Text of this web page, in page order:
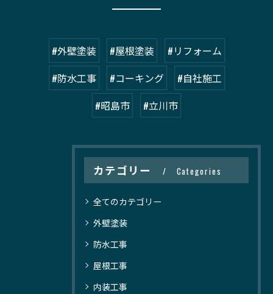
#外壁塗装 #屋根塗装
#リフォーム
#防水工事
#コーキング
#自社施工
#昭島市
#立川市
カテゴリー Categories
全てのカテゴリー
外壁塗装
防水工事
屋根工事
内装工事